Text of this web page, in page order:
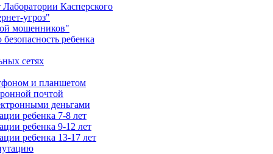
Касперского
угроз"
мошенников"
ребенка
сетях
и планшетом
почтой
деньгами
ребенка 7-8 лет
ребенка 9-12 лет
ребенка 13-17 лет